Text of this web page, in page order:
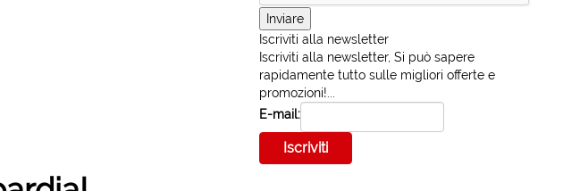
Iscriviti alla newsletter
Iscriviti alla newsletter, Si può sapere
rapidamente tutto sulle migliori offerte e
promozioni!...
E-mail: